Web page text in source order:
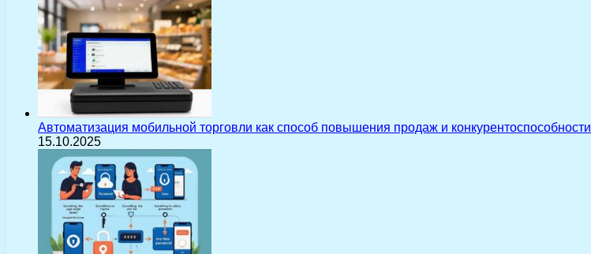
Автоматизация мобильной торговли как способ повышения продаж и конкурентоспособности
15.10.2025